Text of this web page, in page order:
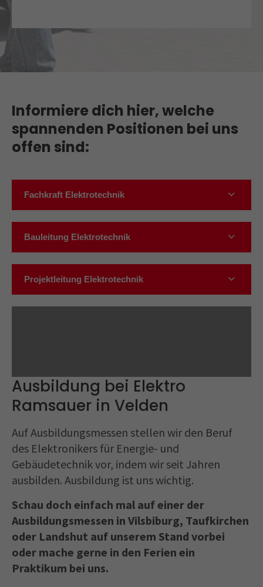
Informiere dich hier, welche
spannenden Positionen bei uns
offen sind:
Fachkraft Elektrotechnik
Bauleitung Elektrotechnik
Projektleitung Elektrotechnik
Ausbildung bei Elektro
Ramsauer in Velden
Auf Ausbildungsmessen stellen wir den Beruf
des Elektronikers für Energie- und
Gebäudetechnik vor, indem wir seit Jahren
ausbilden. Ausbildung ist uns wichtig.
Schau doch einfach mal auf einer der
Ausbildungsmessen in Vilsbiburg, Taufkirchen
oder Landshut auf unserem Stand vorbei
oder mache gerne in den Ferien ein
Praktikum bei uns.